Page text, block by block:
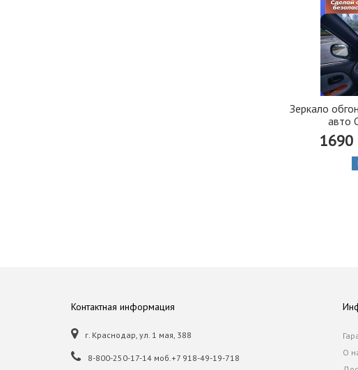
Зеркало
авто
1690
Контактная информация
г. Краснодар, ул. 1 мая, 388
8-800-250-17-14 моб.+7 918-49-19-718
О